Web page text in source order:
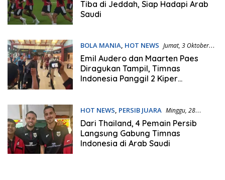
Tiba di Jeddah, Siap Hadapi Arab
Saudi
BOLA MANIA, HOT NEWS Jumat, 3 Oktober
2025 | 15:55 WIB
Emil Audero dan Maarten Paes
Diragukan Tampil, Timnas
Indonesia Panggil 2 Kiper
HOT NEWS, PERSIB JUARA Minggu, 28
September 2025 | 19:27 WIB
Dari Thailand, 4 Pemain Persib
Langsung Gabung Timnas
Indonesia di Arab Saudi